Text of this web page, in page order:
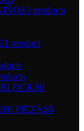
3 products
1 product
0
PIEZAS0